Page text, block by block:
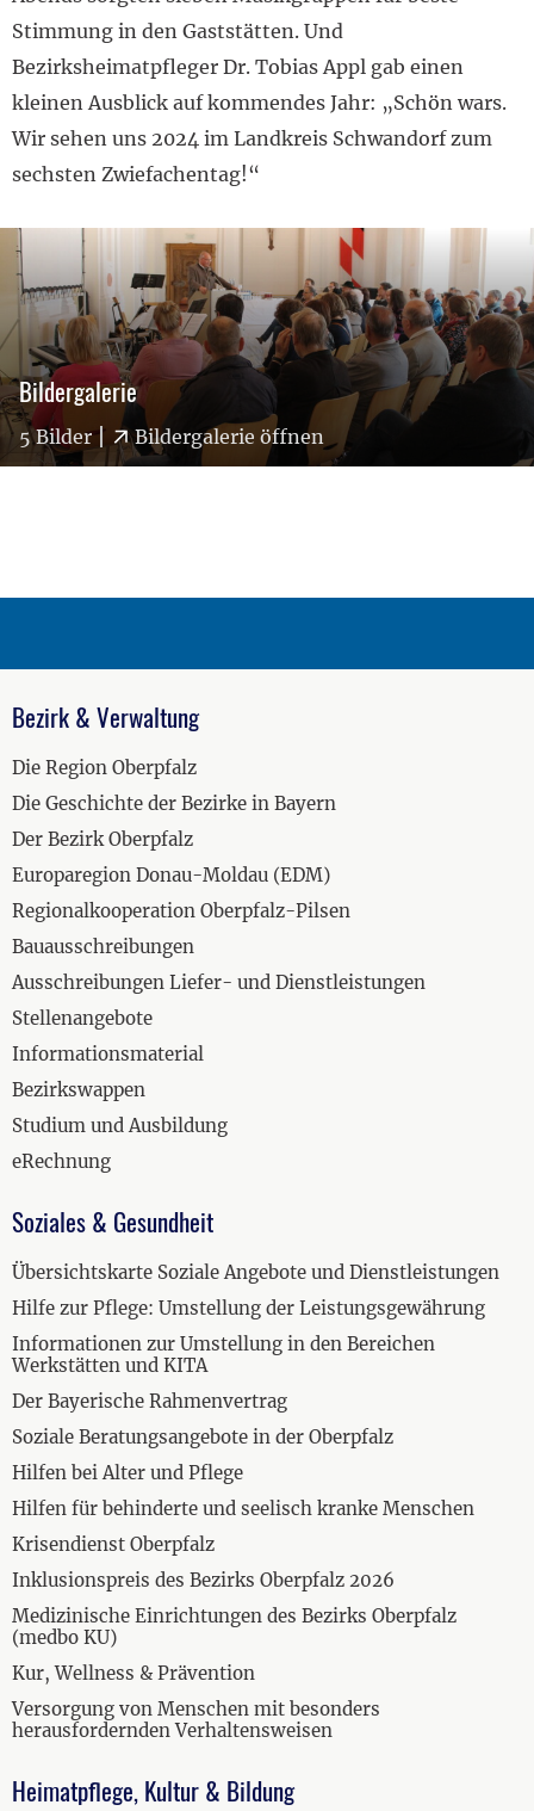
Stimmung in den Gaststätten. Und
Bezirksheimatpfleger Dr. Tobias Appl gab einen
kleinen Ausblick auf kommendes Jahr: „Schön wars.
Wir sehen uns 2024 im Landkreis Schwandorf zum
sechsten Zwiefachentag!“
Bildergalerie:
Bildergalerie öffnen
5 Bilder)
Bezirk & Verwaltung
Die Region Oberpfalz
Die Geschichte der Bezirke in Bayern
Der Bezirk Oberpfalz
Europaregion Donau-Moldau (EDM)
Regionalkooperation Oberpfalz-Pilsen
Bauausschreibungen
Ausschreibungen Liefer- und Dienstleistungen
Stellenangebote
Informationsmaterial
Bezirkswappen
Studium und Ausbildung
eRechnung
Soziales & Gesundheit
Übersichtskarte Soziale Angebote und Dienstleistungen
Hilfe zur Pflege: Umstellung der Leistungsgewährung
Informationen zur Umstellung in den Bereichen
Werkstätten und KITA
Der Bayerische Rahmenvertrag
Soziale Beratungsangebote in der Oberpfalz
Hilfen bei Alter und Pflege
Hilfen für behinderte und seelisch kranke Menschen
Krisendienst Oberpfalz
Inklusionspreis des Bezirks Oberpfalz 2026
Medizinische Einrichtungen des Bezirks Oberpfalz
(medbo KU)
Kur, Wellness & Prävention
Versorgung von Menschen mit besonders
herausfordernden Verhaltensweisen
Heimatpflege, Kultur & Bildung